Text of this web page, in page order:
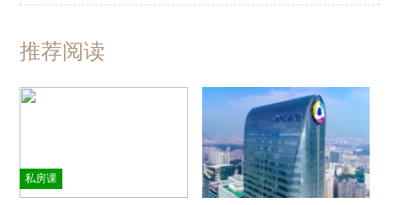
推荐阅读
私房课